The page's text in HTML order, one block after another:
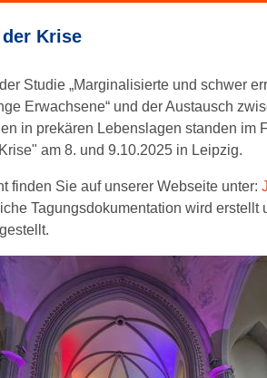
Krise
Studie „Marginalisierte und schwer
Erwachsene“ und der Austausch
in prekären Lebenslagen standen im
am 8. und 9.10.2025 in Leipzig.
finden Sie auf unserer Webseite unter:
Tagungsdokumentation wird erstellt